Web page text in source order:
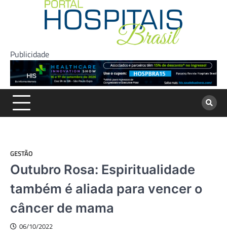
Publicidade
GESTÃO
Outubro Rosa: Espiritualidade
também é aliada para vencer o
câncer de mama
06/10/2022